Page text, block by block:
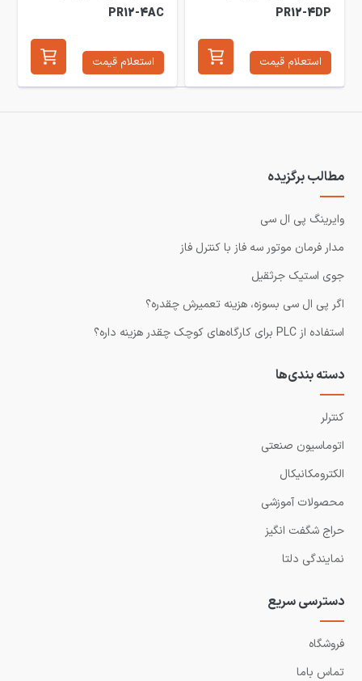
PR12-4DP
استعلام قیمت
PR12-4AC
استعلام قیمت
مطالب برگزیده
وایرینگ پی ال سی
مدار فرمان موتور سه فاز با کنترل فاز
جوی استیک جرثقیل
اگر پی ال سی بسوزه، هزینه تعمیرش چقدره؟
استفاده از PLC برای کارگاه‌های کوچک چقدر هزینه داره؟
دسته بندی‌ها
کنترلر
اتوماسیون صنعتی
الکترومکانیکال
محصولات آموزشی
حراج شگفت انگیز
نمایندگی دلتا
دسترسی سریع
فروشگاه
تماس باما